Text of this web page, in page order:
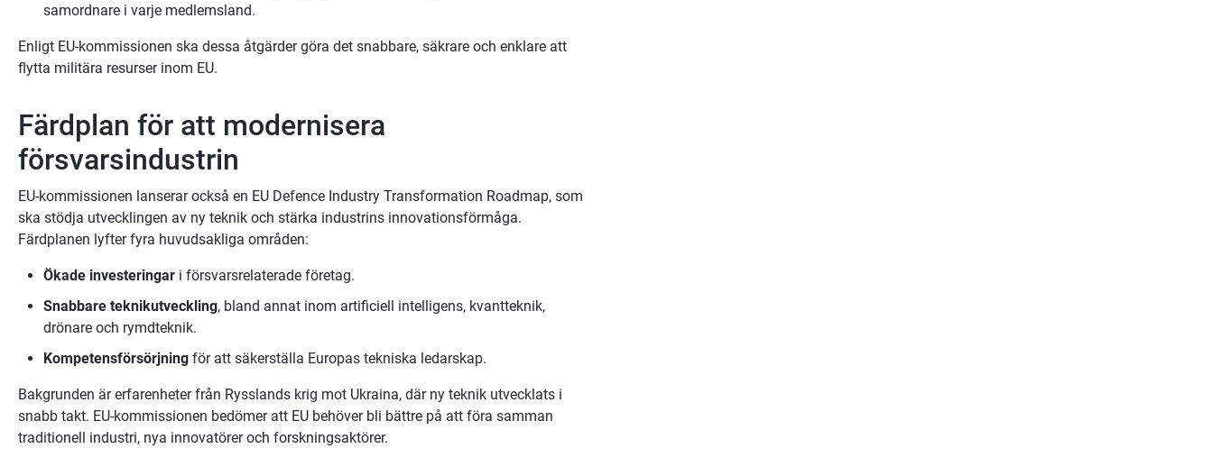
samordnare i varje medlemsland.
Enligt EU-kommissionen ska dessa åtgärder göra det snabbare, säkrare och enklare att
flytta militära resurser inom EU.
Färdplan för att modernisera
försvarsindustrin
EU-kommissionen lanserar också en EU Defence Industry Transformation Roadmap, som
ska stödja utvecklingen av ny teknik och stärka industrins innovationsförmåga.
Färdplanen lyfter fyra huvudsakliga områden:
Ökade investeringar i försvarsrelaterade företag.
Snabbare teknikutveckling, bland annat inom artificiell intelligens, kvantteknik,
drönare och rymdteknik.
Kompetensförsörjning för att säkerställa Europas tekniska ledarskap.
Bakgrunden är erfarenheter från Rysslands krig mot Ukraina, där ny teknik utvecklats i
snabb takt. EU-kommissionen bedömer att EU behöver bli bättre på att föra samman
traditionell industri, nya innovatörer och forskningsaktörer.